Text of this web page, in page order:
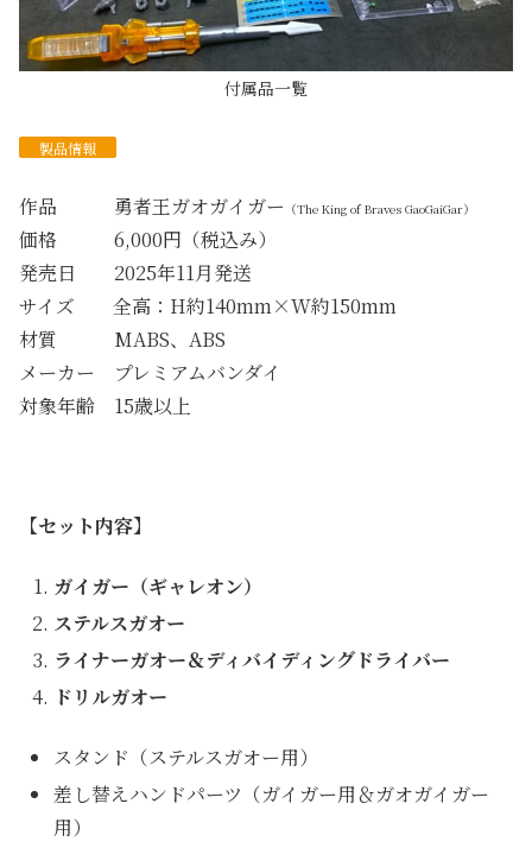
付属品一覧
製品情報
作品 勇者王ガオガイガー （The King of Braves GaoGaiGar）
価格 6,000円（税込み）
発売日 2025年11月発送
サイズ 全高：H約140mm×W約150mm
材質 MABS、ABS
メーカー プレミアムバンダイ
対象年齢 15歳以上
【セット内容】
ガイガー（ギャレオン）
ステルスガオー
ライナーガオー＆ディバイディングドライバー
ドリルガオー
スタンド（ステルスガオー用）
差し替えハンドパーツ（ガイガー用＆ガオガイガー
用）